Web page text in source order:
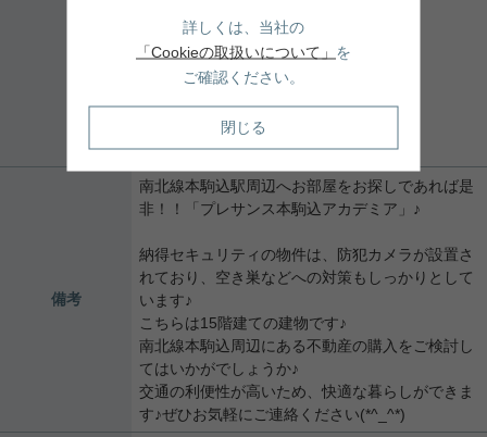
ウォークインクロゼット
オートロック
TVモニタ付インターホン
宅配ボックス
24時間ゴミ出し可
備考
南北線本駒込駅周辺へお部屋をお探しであれば是
非！！「プレサンス本駒込アカデミア」♪
納得セキュリティの物件は、防犯カメラが設置さ
れており、空き巣などへの対策もしっかりとして
います♪
こちらは15階建ての建物です♪
南北線本駒込周辺にある不動産の購入をご検討し
てはいかがでしょうか♪
交通の利便性が高いため、快適な暮らしができま
す♪ぜひお気軽にご連絡ください(*^_^*)
詳しくは、当社の
「Cookieの取扱いについて」 を
ご確認ください。
閉じる